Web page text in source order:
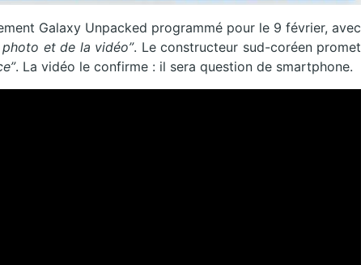
Galaxy Unpacked programmé pour le 9 février, avec
et de la vidéo”. Le constructeur sud-coréen promet
. La vidéo le confirme : il sera question de smartphone.